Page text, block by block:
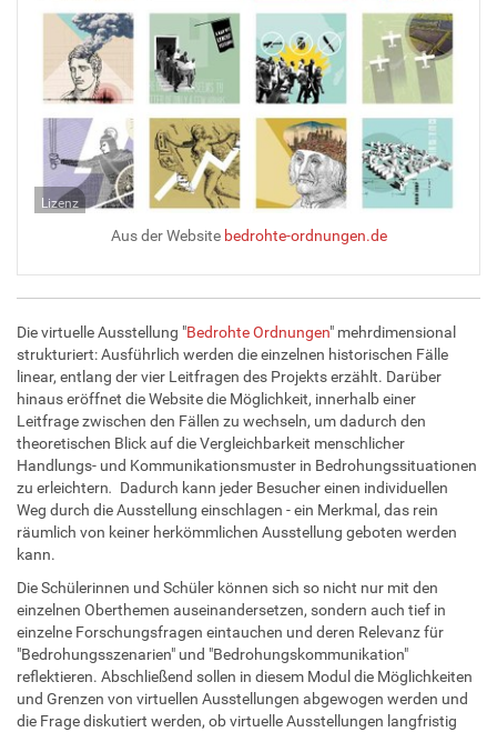
Lizenz
Aus der Website bedrohte-ordnungen.de
Die virtuelle Ausstellung "Bedrohte Ordnungen" mehrdimensional
strukturiert: Ausführlich werden die einzelnen historischen Fälle
linear, entlang der vier Leitfragen des Projekts erzählt. Darüber
hinaus eröffnet die Website die Möglichkeit, innerhalb einer
Leitfrage zwischen den Fällen zu wechseln, um dadurch den
theoretischen Blick auf die Vergleichbarkeit menschlicher
Handlungs- und Kommunikationsmuster in Bedrohungssituationen
zu erleichtern. Dadurch kann jeder Besucher einen individuellen
Weg durch die Ausstellung einschlagen - ein Merkmal, das rein
räumlich von keiner herkömmlichen Ausstellung geboten werden
kann.
Die Schülerinnen und Schüler können sich so nicht nur mit den
einzelnen Oberthemen auseinandersetzen, sondern auch tief in
einzelne Forschungsfragen eintauchen und deren Relevanz für
"Bedrohungsszenarien" und "Bedrohungskommunikation"
reflektieren. Abschließend sollen in diesem Modul die Möglichkeiten
und Grenzen von virtuellen Ausstellungen abgewogen werden und
die Frage diskutiert werden, ob virtuelle Ausstellungen langfristig